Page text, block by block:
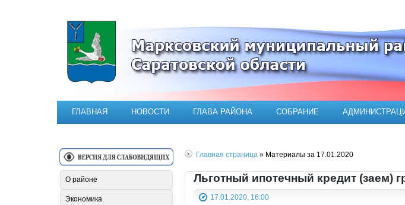
Официальный сайт Марксовского
ГЛАВНАЯ НОВОСТИ ГЛАВА РАЙОНА СОБРАНИЕ
Главная страница » Материалы за 17.01.2020
Льготный ипотечный кредит (заем)
17.01.2020, 16:00
О районе
Экономика